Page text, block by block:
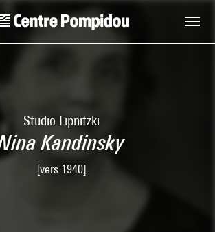
Studio Lipnitzki
Kandinsky
[vers 1940]